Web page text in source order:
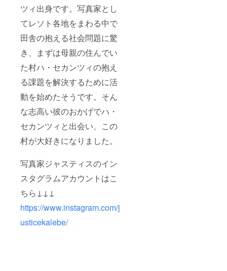
ツィ出身です。写真家とし
てレソト各地をまわる中で
田舎の抱える社会問題に驚
き、まずは母親の住んでい
た村ハ・セカンツィの抱え
る課題を解決するために活
動を始めたそうです。そん
な志高い彼のおかげでハ・
セカンツィと出会い、この
村が大好きになりました。
写真家ジャスティスのイン
スタグラムアカウントはこ
ちら↓↓↓
https://www.instagram.com/j
usticekalebe/